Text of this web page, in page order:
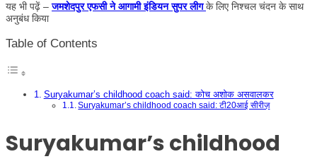
यह भी पढ़ें –जमशेदपुर एफसी ने आगामी इंडियन सुपर लीग के लिए निश्चल चंदन के साथ
अनुबंध किया
Table of Contents
Suryakumar’s childhood coach said: कोच अशोक असवालकर
Suryakumar’s childhood coach said: टी20आई सीरीज़
Suryakumar’s childhood